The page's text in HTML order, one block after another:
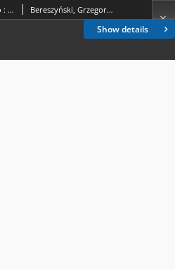
Show details
Trzecie wydanie Mszału Rzymskiego : prezentacja zmian Bereszyński, Grzegorz (1964-)